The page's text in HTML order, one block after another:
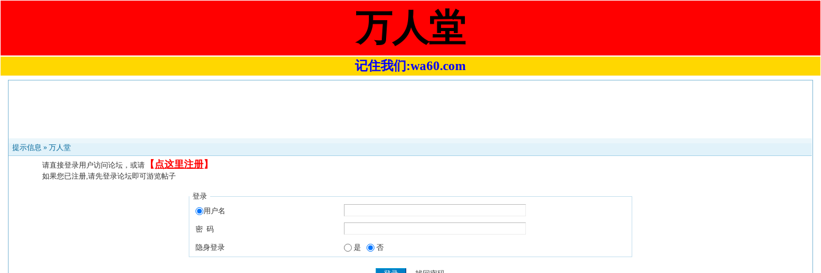
万人堂
记住我们:wa60.com
提示信息 »万人堂
请直接登录用户访问论坛，或请 【 点这里注册】
如果您已注册,请先登录论坛即可游览帖子
登录
用户名
密 码
隐身登录 是 否